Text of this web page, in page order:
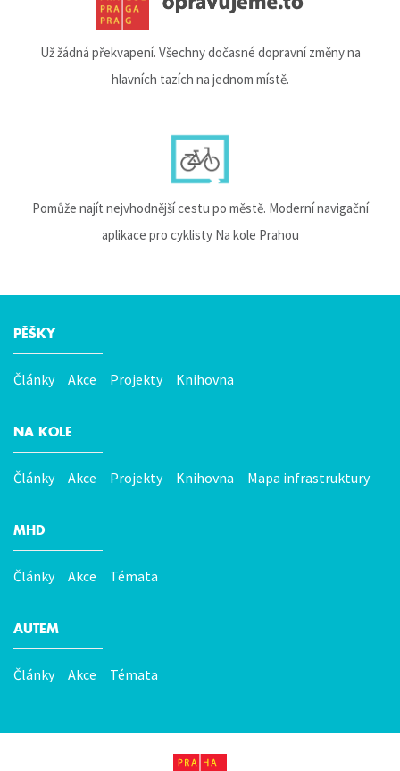
Už žádná překvapení. Všechny dočasné dopravní změny na
hlavních tazích na jednom místě.
Pomůže najít nejvhodnější cestu po městě. Moderní navigační
aplikace pro cyklisty Na kole Prahou
Hlavní
menu
PĚŠKY
Články Akce Projekty Knihovna
NA KOLE
Články Akce Projekty Knihovna Mapa infrastruktury
MHD
Články Akce Témata
AUTEM
Články Akce Témata